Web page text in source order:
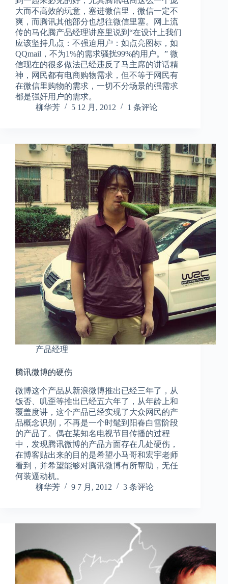
大而不高效的玩意，塞进微信里，微信一定不
爽，而腾讯其他部分也想往微信里塞。网上流
传的马化腾产品经理讲座里说到“在设计上我们
应该坚持几点：不强迫用户：如点亮图标，如
QQmail，不为1%的需求骚扰99%的用户。” 微
信现在的很多做法已经违反了马主席的讲话精
神，网民都有电商购物需求，但不等于网民有
在微信里购物的需求，一切不分场景的强需求
都是强奸用户的需求。
柳华芳
5 12 月, 2012 1 条评论
产品经理
腾讯微博的硬伤
微博这个产品从新浪微博推出已经三年了，从
饭否、叽歪等推出已经五六年了，从年龄上和
覆盖度讲，这个产品已经实现了大众网民的产
品概念识别，不再是一个时髦到阳春白雪阶段
的产品了。偶在某知名电视节目传播的过程
中，发现腾讯微博的产品方面存在几处硬伤，
在博客贴出来的目的是希望小马哥和宏宇老师
看到，并希望能够对腾讯微博有所帮助，无任
何装逼动机。
柳华芳
9 7 月, 2012 3 条评论